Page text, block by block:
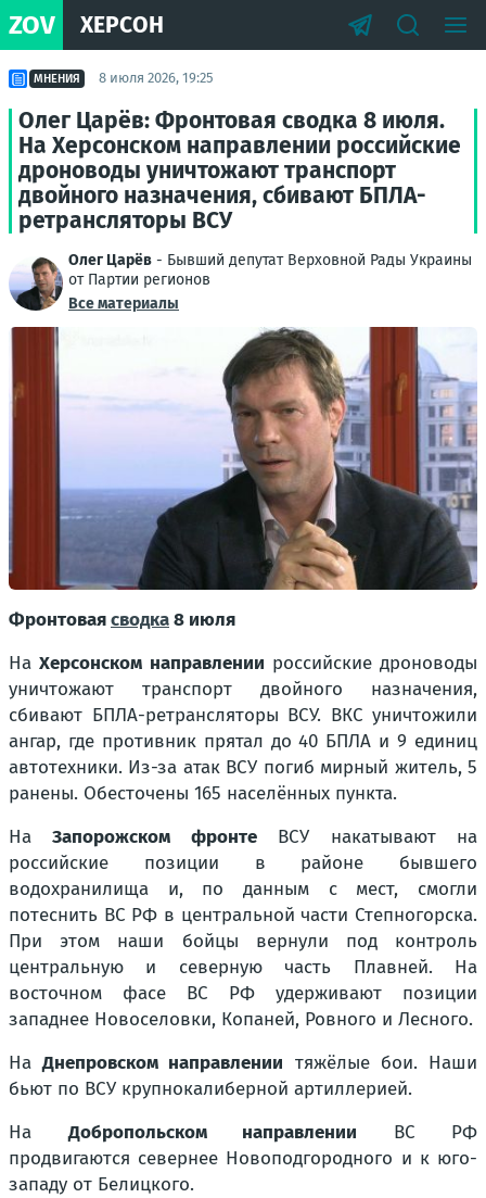
ZOV ХЕРСОН
МНЕНИЯ 8 июля 2026, 19:25
Олег Царёв: Фронтовая сводка 8 июля.
На Херсонском направлении российские
дроноводы уничтожают транспорт
двойного назначения, сбивают БПЛА-
ретрансляторы ВСУ
Олег Царёв - Бывший депутат Верховной Рады Украины
от Партии регионов
Все материалы
Фронтоваясводка8 июля
НаХерсонском направлении российские дроноводы
уничтожают транспорт двойного назначения,
сбивают БПЛА-ретрансляторы ВСУ. ВКС уничтожили
ангар, где противник прятал до 40 БПЛА и 9 единиц
автотехники. Из-за атак ВСУ погиб мирный житель, 5
ранены. Обесточены 165 населённых пункта.
НаЗапорожском фронтеВСУ накатывают на
российские позиции в районе бывшего
водохранилища и, по данным с мест, смогли
потеснить ВС РФ в центральной части Степногорска.
При этом наши бойцы вернули под контроль
центральную и северную часть Плавней. На
восточном фасе ВС РФ удерживают позиции
западнее Новоселовки, Копаней, Ровного и Лесного.
НаДнепровском направлении тяжёлые бои. Наши
бьют по ВСУ крупнокалиберной артиллерией.
НаДобропольском направлении ВС РФ
продвигаются севернее Новоподгородного и к юго-
западу от Белицкого.